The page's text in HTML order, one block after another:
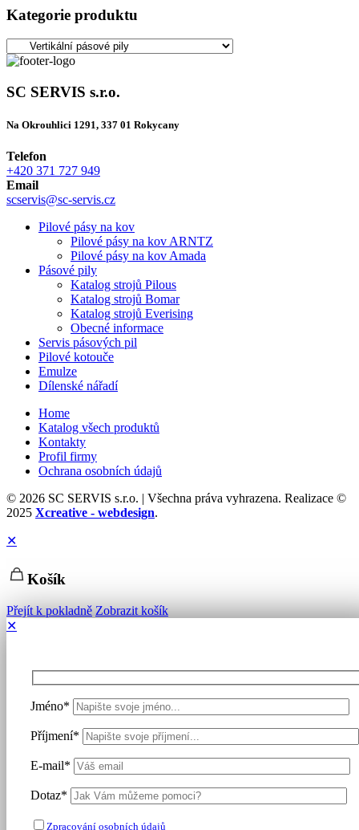
Kategorie produktu
SC SERVIS s.r.o.
Na Okrouhlici 1291, 337 01 Rokycany
Telefon
+420 371 727 949
Email
scservis@sc-servis.cz
Pilové pásy na kov
Pilové pásy na kov ARNTZ
Pilové pásy na kov Amada
Pásové pily
Katalog strojů Pilous
Katalog strojů Bomar
Katalog strojů Everising
Obecné informace
Servis pásových pil
Pilové kotouče
Emulze
Dílenské nářadí
Home
Katalog všech produktů
Kontakty
Profil firmy
Ochrana osobních údajů
© 2026 SC SERVIS s.r.o. | Všechna práva vyhrazena. Realizace ©
2025 Xcreative - webdesign.
✕
Košík
Přejít k pokladně Zobrazit košík
✕
Jméno*
Příjmení*
E-mail*
Dotaz*
Zpracování osobních údajů